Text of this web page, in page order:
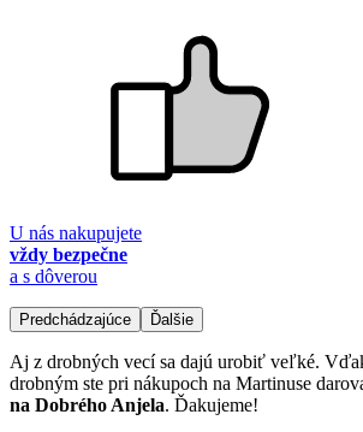
U nás nakupujete
vždy bezpečne
a s dôverou
Predchádzajúce Ďalšie
Aj z drobných vecí sa dajú urobiť veľké.
drobným ste pri nákupoch na Martinuse
na Dobrého Anjela. Ďakujeme!